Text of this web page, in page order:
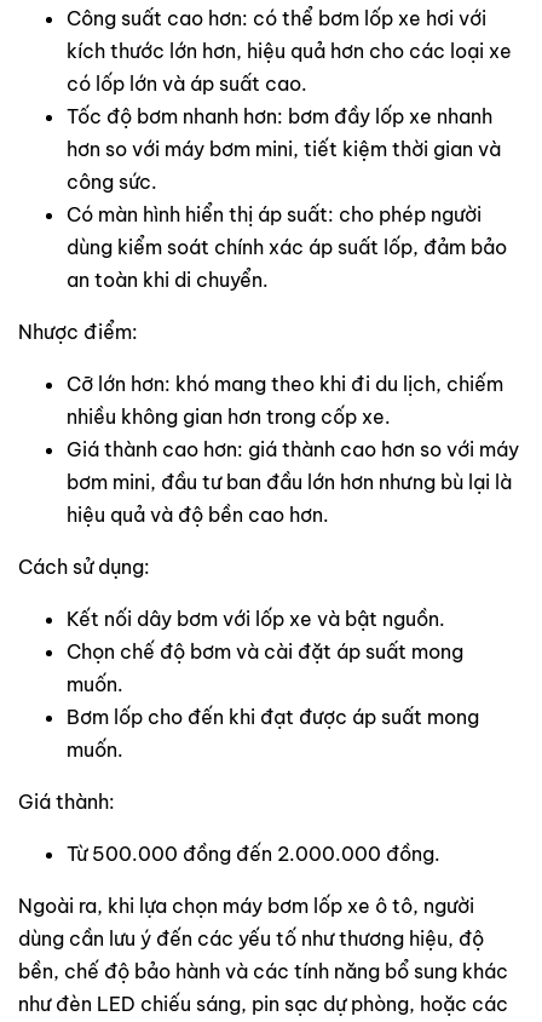
Công suất cao hơn: có thể bơm lốp xe hơi với
kích thước lớn hơn, hiệu quả hơn cho các loại xe
có lốp lớn và áp suất cao.
Tốc độ bơm nhanh hơn: bơm đầy lốp xe nhanh
hơn so với máy bơm mini, tiết kiệm thời gian và
công sức.
Có màn hình hiển thị áp suất: cho phép người
dùng kiểm soát chính xác áp suất lốp, đảm bảo
an toàn khi di chuyển.
Nhược điểm:
Cỡ lớn hơn: khó mang theo khi đi du lịch, chiếm
nhiều không gian hơn trong cốp xe.
Giá thành cao hơn: giá thành cao hơn so với máy
bơm mini, đầu tư ban đầu lớn hơn nhưng bù lại là
hiệu quả và độ bền cao hơn.
Cách sử dụng:
Kết nối dây bơm với lốp xe và bật nguồn.
Chọn chế độ bơm và cài đặt áp suất mong
muốn.
Bơm lốp cho đến khi đạt được áp suất mong
muốn.
Giá thành:
Từ 500.000 đồng đến 2.000.000 đồng.
Ngoài ra, khi lựa chọn máy bơm lốp xe ô tô, người
dùng cần lưu ý đến các yếu tố như thương hiệu, độ
bền, chế độ bảo hành và các tính năng bổ sung khác
như đèn LED chiếu sáng, pin sạc dự phòng, hoặc các